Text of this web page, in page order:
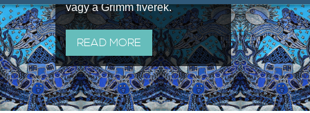
vagy a Grimm fivérek.
READ MORE